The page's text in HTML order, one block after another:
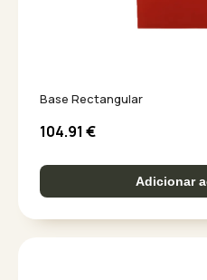
Base Rectangular
104.91 €
Adicionar